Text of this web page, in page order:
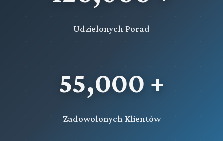
Udzielonych Porad
55,000 +
Zadowolonych Klientów